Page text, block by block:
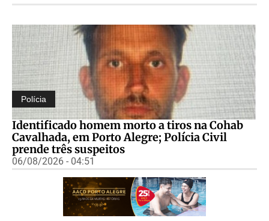
Polícia
Identificado homem morto a tiros na Cohab
Cavalhada, em Porto Alegre; Polícia Civil
prende três suspeitos
06/08/2026 - 04:51